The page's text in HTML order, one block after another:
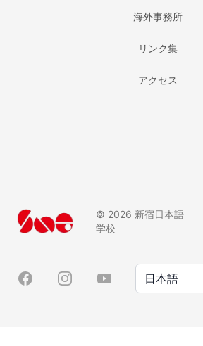
海外事務所
リンク集
アクセス
© 2026 新宿日本語
学校
FacebookInstagramYouTubeLanguage/言